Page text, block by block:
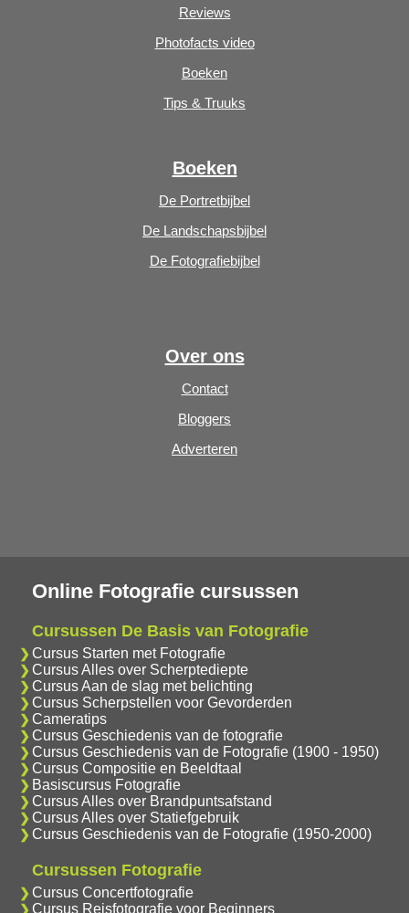
Reviews
Photofacts video
Boeken
Tips & Truuks
Boeken
De Portretbijbel
De Landschapsbijbel
De Fotografiebijbel
Over ons
Contact
Bloggers
Adverteren
Online Fotografie cursussen
Cursussen De Basis van Fotografie
Cursus Starten met Fotografie
Cursus Alles over Scherptediepte
Cursus Aan de slag met belichting
Cursus Scherpstellen voor Gevorderden
Cameratips
Cursus Geschiedenis van de fotografie
Cursus Geschiedenis van de Fotografie (1900 - 1950)
Cursus Compositie en Beeldtaal
Basiscursus Fotografie
Cursus Alles over Brandpuntsafstand
Cursus Alles over Statiefgebruik
Cursus Geschiedenis van de Fotografie (1950-2000)
Cursussen Fotografie
Cursus Concertfotografie
Cursus Reisfotografie voor Beginners